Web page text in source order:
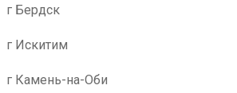
г Бердск
г Искитим
г Камень-на-Оби